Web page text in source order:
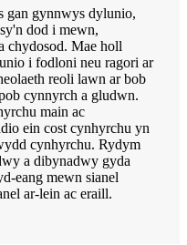
gan gynnwys dylunio,
dod i mewn,
chydosod. Mae holl
i fodloni neu ragori ar
reoli lawn ar bob
cynnyrch a gludwn.
main ac
ein cost cynhyrchu yn
cynhyrchu. Rydym
a dibynadwy gyda
eang mewn sianel
ar-lein ac eraill.